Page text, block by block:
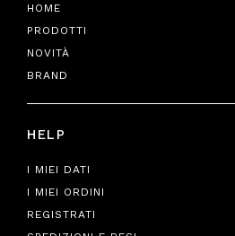
HOME
PRODOTTI
NOVITÀ
BRAND
HELP
I MIEI DATI
I MIEI ORDINI
REGISTRATI